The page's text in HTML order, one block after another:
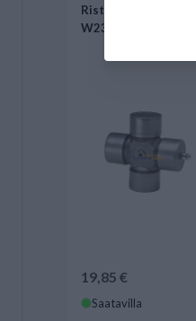
Ristikko 27x74,6
W2300 Walterscheid
19,85 €
Saatavilla